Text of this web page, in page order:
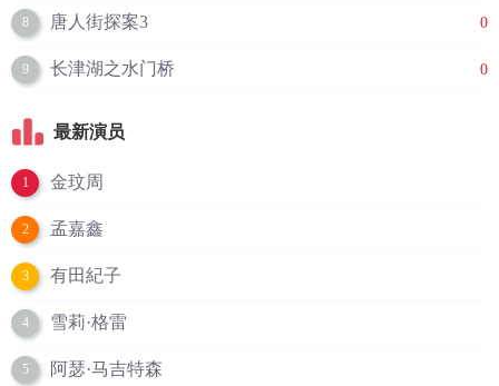
8 唐人街探案3 0
9 长津湖之水门桥 0
最新演员
1 金玟周
2 孟嘉鑫
3 有田紀子
4 雪莉·格雷
5 阿瑟·马吉特森